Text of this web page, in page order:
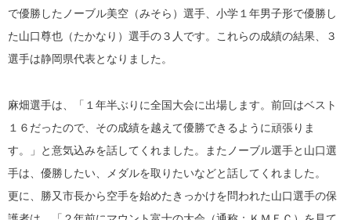
で優勝したノーブル美空（みそら）選手、小学１年男子形で優勝し
た山口尊也（たかなり）選手の３人です。これらの成績の結果、３
選手は静岡県代表となりました。
麻畑選手は、「１年半ぶりに全国大会に出場します。前回はベスト
１６だったので、その成績を越えて優勝できるように頑張りま
す。」と意気込みを話してくれました。またノーブル選手と山口選
手は、優勝したい、メダルを取りたいなどと話してくれました。
更に、勝又市長から空手を始めたきっかけを問われた山口選手の保